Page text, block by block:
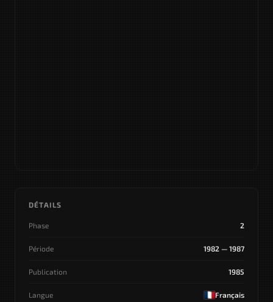
DÉTAILS
Phase 2
Période 1982 — 1987
Publication 1985
Langue Français